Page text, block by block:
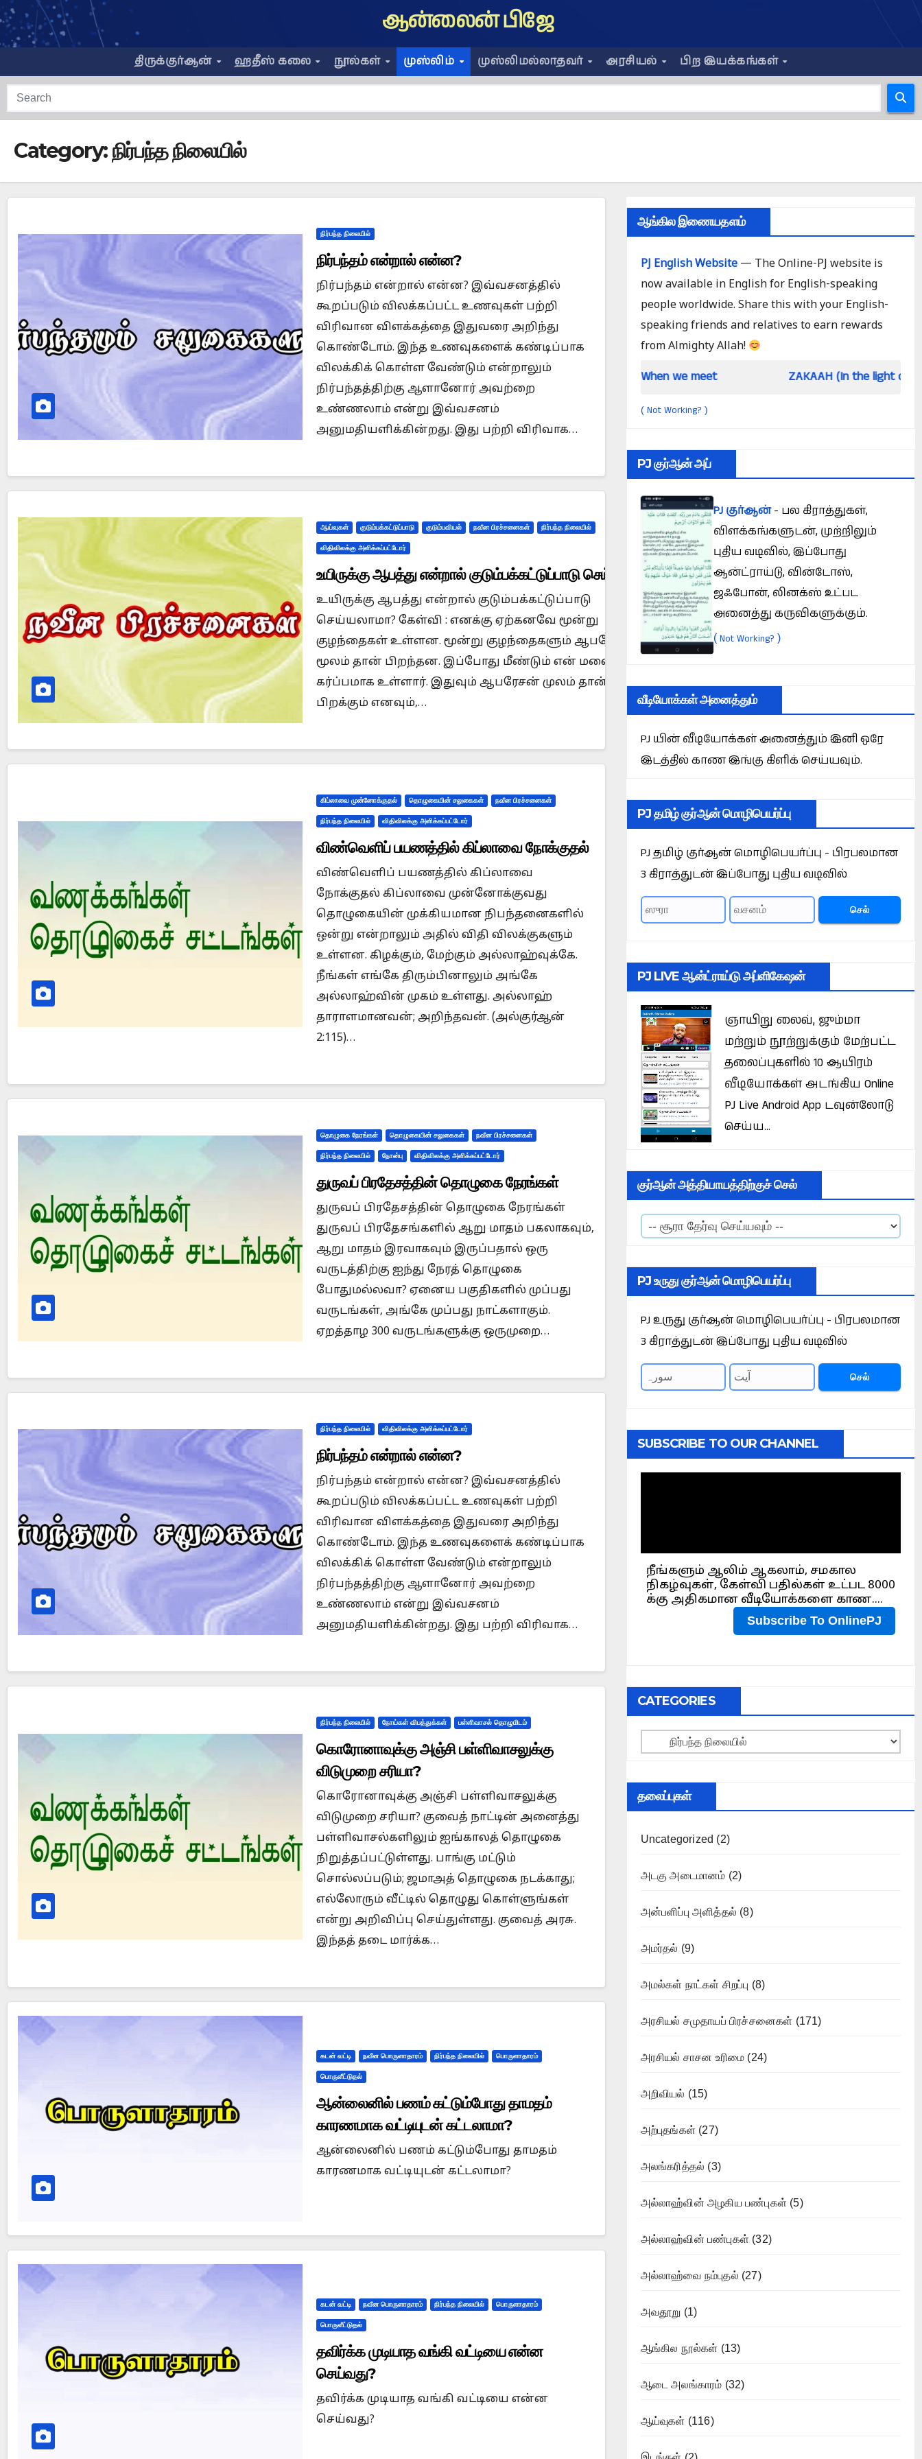
Skip
to
content
ஆன்லைன் பிஜே
திருக்குர்ஆன் ஹதீஸ் கலை நூல்கள் முஸ்லிம் முஸ்லிமல்லாதவர் அரசியல் பிற இயக்கங்கள்
Category:நிர்பந்த நிலையில்
நிர்பந்த நிலையில்
நிர்பந்தம் என்றால் என்ன?
நிர்பந்தம் என்றால் என்ன? இவ்வசனத்தில்
கூறப்படும் விலக்கப்பட்ட உணவுகள் பற்றி
விரிவான விளக்கத்தை இதுவரை அறிந்து
கொண்டோம். இந்த உணவுகளைக் கண்டிப்பாக
விலக்கிக் கொள்ள வேண்டும் என்றாலும்
நிர்பந்தத்திற்கு ஆளானோர் அவற்றை
உண்ணலாம் என்று இவ்வசனம்
அனுமதியளிக்கின்றது. இது பற்றி விரிவாக…
ஆய்வுகள் குடும்பக்கட்டுப்பாடு குடும்பவியல் நவீன பிரச்சனைகள் நிர்பந்த நிலையில்
விதிவிலக்கு அளிக்கப்பட்டோர்
உயிருக்கு ஆபத்து என்றால் குடும்பக்கட்டுப்பாடு செய்யலாமா?
உயிருக்கு ஆபத்து என்றால் குடும்பக்கட்டுப்பாடு
செய்யலாமா? கேள்வி : எனக்கு ஏற்கனவே மூன்று
குழந்தைகள் உள்ளன. மூன்று குழந்தைகளும் ஆபரேஷன்
மூலம் தான் பிறந்தன. இப்போது மீண்டும் என் மனைவி
கர்ப்பமாக உள்ளார். இதுவும் ஆபரேசன் முலம் தான்
பிறக்கும் எனவும்,…
கிப்லாவை முன்னோக்குதல் தொழுகையின் சலுகைகள் நவீன பிரச்சனைகள்
நிர்பந்த நிலையில் விதிவிலக்கு அளிக்கப்பட்டோர்
விண்வெளிப் பயணத்தில் கிப்லாவை நோக்குதல்
விண்வெளிப் பயணத்தில் கிப்லாவை
நோக்குதல் கிப்லாவை முன்னோக்குவது
தொழுகையின் முக்கியமான நிபந்தனைகளில்
ஒன்று என்றாலும் அதில் விதி விலக்குகளும்
உள்ளன. கிழக்கும், மேற்கும் அல்லாஹ்வுக்கே.
நீங்கள் எங்கே திரும்பினாலும் அங்கே
அல்லாஹ்வின் முகம் உள்ளது. அல்லாஹ்
தாராளமானவன்; அறிந்தவன். (அல்குர்ஆன்
2:115)…
தொழுகை நேரங்கள் தொழுகையின் சலுகைகள் நவீன பிரச்சனைகள்
நிர்பந்த நிலையில் நோன்பு விதிவிலக்கு அளிக்கப்பட்டோர்
துருவப் பிரதேசத்தின் தொழுகை நேரங்கள்
துருவப் பிரதேசத்தின் தொழுகை நேரங்கள்
துருவப் பிரதேசங்களில் ஆறு மாதம் பகலாகவும்,
ஆறு மாதம் இரவாகவும் இருப்பதால் ஒரு
வருடத்திற்கு ஐந்து நேரத் தொழுகை
போதுமல்லவா? ஏனைய பகுதிகளில் முப்பது
வருடங்கள், அங்கே முப்பது நாட்களாகும்.
ஏறத்தாழ 300 வருடங்களுக்கு ஒருமுறை…
நிர்பந்த நிலையில் விதிவிலக்கு அளிக்கப்பட்டோர்
நிர்பந்தம் என்றால் என்ன?
நிர்பந்தம் என்றால் என்ன? இவ்வசனத்தில்
கூறப்படும் விலக்கப்பட்ட உணவுகள் பற்றி
விரிவான விளக்கத்தை இதுவரை அறிந்து
கொண்டோம். இந்த உணவுகளைக் கண்டிப்பாக
விலக்கிக் கொள்ள வேண்டும் என்றாலும்
நிர்பந்தத்திற்கு ஆளானோர் அவற்றை
உண்ணலாம் என்று இவ்வசனம்
அனுமதியளிக்கின்றது. இது பற்றி விரிவாக…
நிர்பந்த நிலையில் நோய்கள் விபத்துக்கள் பள்ளிவாசல் தொழுமிடம்
கொரோனாவுக்கு அஞ்சி பள்ளிவாசலுக்கு
விடுமுறை சரியா?
கொரோனாவுக்கு அஞ்சி பள்ளிவாசலுக்கு
விடுமுறை சரியா? குவைத் நாட்டின் அனைத்து
பள்ளிவாசல்களிலும் ஐங்காலத் தொழுகை
நிறுத்தப்பட்டுள்ளது. பாங்கு மட்டும்
சொல்லப்படும்; ஜமாஅத் தொழுகை நடக்காது;
எல்லோரும் வீட்டில் தொழுது கொள்ளுங்கள்
என்று அறிவிப்பு செய்துள்ளது. குவைத் அரசு.
இந்தத் தடை மார்க்க…
கடன் வட்டி நவீன பொருளாதாரம் நிர்பந்த நிலையில் பொருளாதாரம்
பொருளீட்டுதல்
ஆன்லைனில் பணம் கட்டும்போது தாமதம்
காரணமாக வட்டியுடன் கட்டலாமா?
ஆன்லைனில் பணம் கட்டும்போது தாமதம்
காரணமாக வட்டியுடன் கட்டலாமா?
கடன் வட்டி நவீன பொருளாதாரம் நிர்பந்த நிலையில் பொருளாதாரம்
பொருளீட்டுதல்
தவிர்க்க முடியாத வங்கி வட்டியை என்ன
செய்வது?
தவிர்க்க முடியாத வங்கி வட்டியை என்ன
செய்வது?
ஆங்கில இணையதளம்
PJ English Website— The Online-PJ website is
now available in English for English-speaking
people worldwide. Share this with your English-
speaking friends and relatives to earn rewards
from Almighty Allah!
Did Jesus Resurrect on Sunday or Monday? Is Prophet Muhammad superior to Jesus? When we meet ZAKAAH (In the light of Qur an and
( Not Working? )
PJ குர்ஆன் அப்
PJ குர்ஆன்- பல கிராத்துகள்,
விளக்கங்களுடன், முற்றிலும்
புதிய வடிவில், இப்போது
ஆன்ட்ராய்டு, வின்டோஸ்,
ஜஃபோன், லினக்ஸ் உட்பட
அனைத்து கருவிகளுக்கும்.
( Not Working? )
வீடியோக்கள் அனைத்தும்
PJ யின் வீடியோக்கள் அனைத்தும் இனி ஒரே
இடத்தில் காண இங்கு கிளிக் செய்யவும்.
PJ தமிழ் குர்ஆன் மொழிபெயர்ப்பு
PJ தமிழ் குர்ஆன் மொழிபெயர்ப்பு - பிரபலமான
3 கிராத்துடன் இப்போது புதிய வடிவில்
செல்
PJ LIVE ஆன்ட்ராய்டு அப்ளிகேஷன்
ஞாயிறு லைவ், ஜும்மா
மற்றும் நூற்றுக்கும் மேற்பட்ட
தலைப்புகளில் 10 ஆயிரம்
வீடியோக்கள் அடங்கிய Online
PJ Live Android App டவுன்லோடு
செய்ய...
குர்ஆன் அத்தியாயத்திற்குச் செல்
PJ உருது குர்ஆன் மொழிபெயர்ப்பு
PJ உருது குர்ஆன் மொழிபெயர்ப்பு - பிரபலமான
3 கிராத்துடன் இப்போது புதிய வடிவில்
செல்
SUBSCRIBE TO OUR CHANNEL
CATEGORIES
Categories
தலைப்புகள்
Uncategorized (2)
அடகு அடைமானம் (2)
அன்பளிப்பு அளித்தல் (8)
அமர்தல் (9)
அமல்கள் நாட்கள் சிறப்பு (8)
அரசியல் சமுதாயப் பிரச்சனைகள் (171)
அரசியல் சாசன உரிமை (24)
அறிவியல் (15)
அற்புதங்கள் (27)
அலங்கரித்தல் (3)
அல்லாஹ்வின் அழகிய பண்புகள் (5)
அல்லாஹ்வின் பண்புகள் (32)
அல்லாஹ்வை நம்புதல் (27)
அவதூறு (1)
ஆங்கில நூல்கள் (13)
ஆடை அலங்காரம் (32)
ஆய்வுகள் (116)